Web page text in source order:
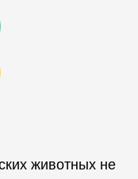
животных не